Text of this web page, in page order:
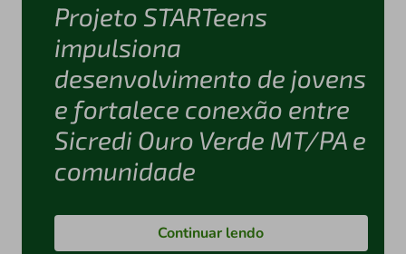
Projeto STARTeens
impulsiona
desenvolvimento de jovens
e fortalece conexão entre
Sicredi Ouro Verde MT/PA e
comunidade
Continuar lendo